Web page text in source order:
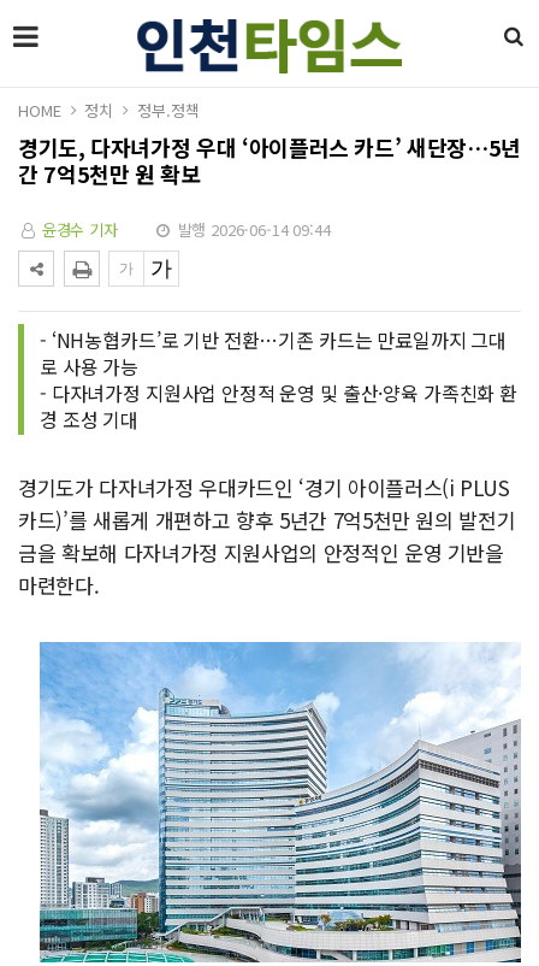
HOME 정치 정부.정책
경기도, 다자녀가정 우대 ‘아이플러스 카드’ 새단장…5년
간 7억5천만 원 확보
윤경수 기자 발행 2026-06-14 09:44
- ‘NH농협카드’로 기반 전환…기존 카드는 만료일까지 그대
로 사용 가능
- 다자녀가정 지원사업 안정적 운영 및 출산·양육 가족친화 환
경 조성 기대
경기도가 다자녀가정 우대카드인 ‘경기 아이플러스(i PLUS
카드)’를 새롭게 개편하고 향후 5년간 7억5천만 원의 발전기
금을 확보해 다자녀가정 지원사업의 안정적인 운영 기반을
마련한다.